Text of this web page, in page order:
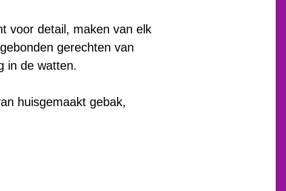
voor detail, maken van elk
gerechten van
in de watten.
huisgemaakt gebak,